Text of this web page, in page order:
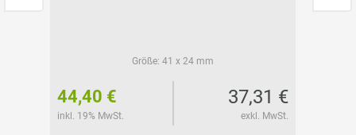
Größe: 41 x 24 mm
44,40 €
inkl. 19% MwSt.
37,31 €
exkl. MwSt.